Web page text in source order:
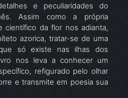
e peculiaridades do
Assim como a própria
científico da flor nos adianta,
azorica, tratar-se de uma
só existe nas ilhas dos
nos leva a conhecer um
refigurado pelo olhar
e transmite em poesia sua